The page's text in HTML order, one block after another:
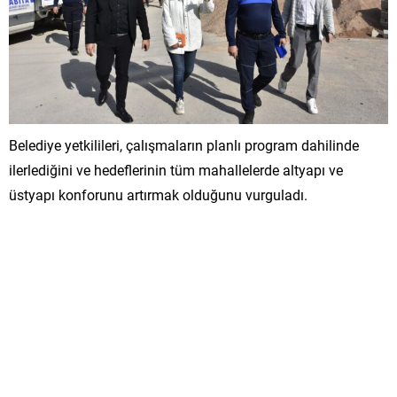
Belediye yetkilileri, çalışmaların planlı program dahilinde
ilerlediğini ve hedeflerinin tüm mahallelerde altyapı ve
üstyapı konforunu artırmak olduğunu vurguladı.